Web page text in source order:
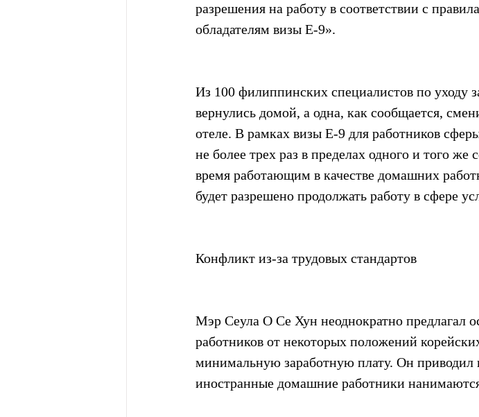
разрешения на работу в соответствии с
обладателям визы E-9».
Из 100 филиппинских специалистов по уходу
вернулись домой, а одна, как сообщается,
отеле. В рамках визы E-9 для работников
не более трех раз в пределах одного и того
время работающим в качестве домашних
будет разрешено продолжать работу в сфере
Конфликт из-за трудовых стандартов
Мэр Сеула О Се Хун неоднократно предлагал
работников от некоторых положений
минимальную заработную плату. Он приводил
иностранные домашние работники